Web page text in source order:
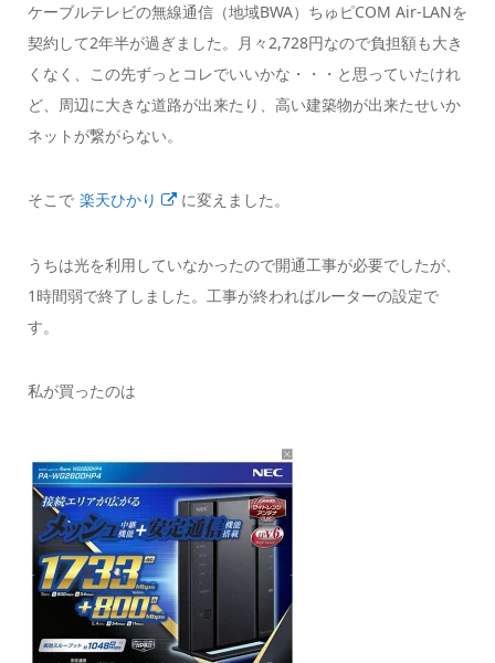
ケーブルテレビの無線通信（地域BWA）ちゅピCOM Air-LANを
契約して2年半が過ぎました。月々2,728円なので負担額も大き
くなく、この先ずっとコレでいいかな・・・と思っていたけれ
ど、周辺に大きな道路が出来たり、高い建築物が出来たせいか
ネットが繋がらない。
そこで 楽天ひかり に変えました。
うちは光を利用していなかったので開通工事が必要でしたが、
1時間弱で終了しました。工事が終わればルーターの設定で
す。
私が買ったのは